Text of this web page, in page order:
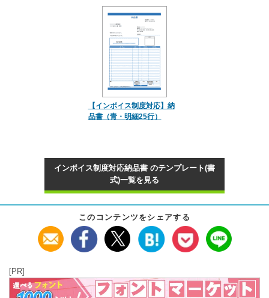
【インボイス制度対応】納
品書（青・明細25行）
インボイス制度対応納品書 のテンプレート(書
式)一覧を見る
このコンテンツをシェアする
[PR]